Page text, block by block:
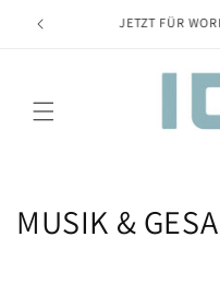
KNAUP DESIGN + SOUL
MUSIK &